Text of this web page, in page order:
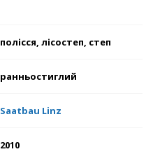
полісся, лісостеп, степ
ранньостиглий
Saatbau Linz
2010